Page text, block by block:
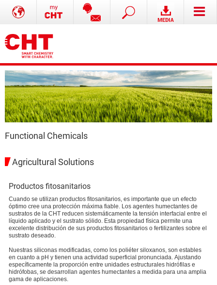
Functional Chemicals
Agricultural Solutions
Productos fitosanitarios
Cuando se utilizan productos fitosanitarios, es importante que un efecto
óptimo cree una protección máxima fiable. Los agentes humectantes de
sustratos de la CHT reducen sistemáticamente la tensión interfacial entre el
líquido aplicado y el sustrato sólido. Esta propiedad física permite una
excelente distribución de sus productos fitosanitarios o fertilizantes sobre el
sustrato deseado.
Nuestras siliconas modificadas, como los poliéter siloxanos, son estables
en cuanto a pH y tienen una actividad superficial pronunciada. Ajustando
específicamente la proporción entre unidades estructurales hidrófilas e
hidrófobas, se desarrollan agentes humectantes a medida para una amplia
gama de aplicaciones.